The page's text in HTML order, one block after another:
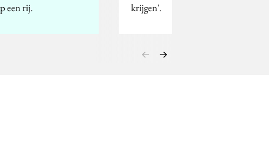
een rij.
krijgen'.